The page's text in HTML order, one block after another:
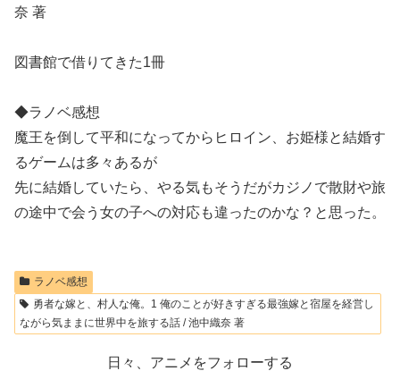
奈 著
図書館で借りてきた1冊
◆ラノベ感想
魔王を倒して平和になってからヒロイン、お姫様と結婚す
るゲームは多々あるが
先に結婚していたら、やる気もそうだがカジノで散財や旅
の途中で会う女の子への対応も違ったのかな？と思った。
ラノベ感想
勇者な嫁と、村人な俺。1 俺のことが好きすぎる最強嫁と宿屋を経営し
ながら気ままに世界中を旅する話 / 池中織奈 著
日々、アニメをフォローする